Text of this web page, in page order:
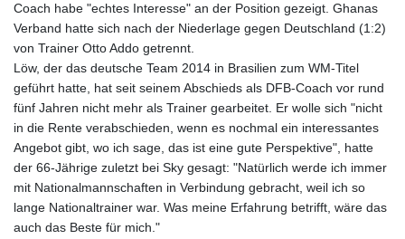
Coach habe "echtes Interesse" an der Position gezeigt. Ghanas
Verband hatte sich nach der Niederlage gegen Deutschland (1:2)
von Trainer Otto Addo getrennt.
Löw, der das deutsche Team 2014 in Brasilien zum WM-Titel
geführt hatte, hat seit seinem Abschieds als DFB-Coach vor rund
fünf Jahren nicht mehr als Trainer gearbeitet. Er wolle sich "nicht
in die Rente verabschieden, wenn es nochmal ein interessantes
Angebot gibt, wo ich sage, das ist eine gute Perspektive", hatte
der 66-Jährige zuletzt bei Sky gesagt: "Natürlich werde ich immer
mit Nationalmannschaften in Verbindung gebracht, weil ich so
lange Nationaltrainer war. Was meine Erfahrung betrifft, wäre das
auch das Beste für mich."